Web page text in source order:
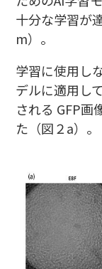
十分な学習が
m）。
学習に使用し
デルに適用し
される GFP画
た（図２a）。